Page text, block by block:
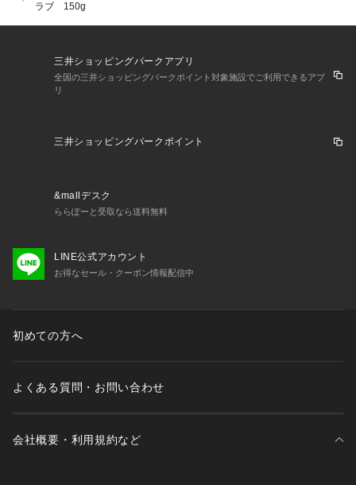
ズ種子エキス、水溶性コラーゲン、ザクロ花エキス、ビルベリ
ー葉エキス、ヒアルロン酸Na、ホホバ種子油、ハチミツ、フ
ク葉エキス、トレハロース、イソプロパノール、PEG／PPG－
5／30コポリマー、（C12－14）パレス－12、ポリアクリレー
トクロスポリマー－14、BG、香料、ラウリン酸ポリグリセリ
原産国：日本
ラブ 150g
三井ショッピングパークアプリ
全国の三井ショッピングパークポイント対象施設でご利用できるアプ
リ
三井ショッピングパークポイント
&mallデスク
ららぽーと受取なら送料無料
LINE公式アカウント
お得なセール・クーポン情報配信中
初めての方へ
よくある質問・お問い合わせ
会社概要・利用規約など